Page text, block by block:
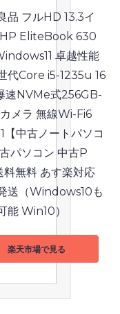
品 フルHD 13.3イ
HP EliteBook 630
卓越性能
代Core i5-1235u 16
速NVMe式256GB-
メラ 無線Wi-Fi6
【中古ノートパソコ
パソコン 中古P
料無料 あす楽対応
送（Windows10も
能 Win10）
楽天市場で見る